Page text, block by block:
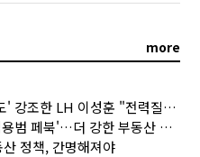
more
주택공급 '속도' 강조한 LH 이성훈 "전력질주해야"
한 발 빠른 '김용범 페북'…더 강한 부동산 규제 나오나
정책, 간명해져야